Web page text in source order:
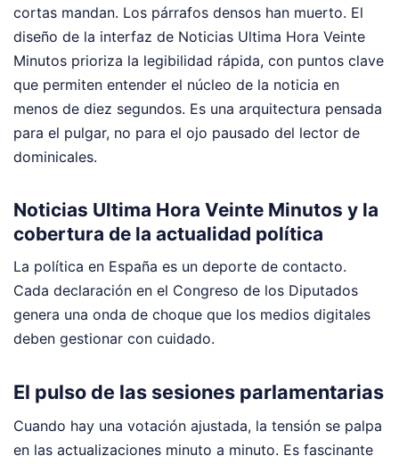
cortas mandan. Los párrafos densos han muerto. El
diseño de la interfaz de Noticias Ultima Hora Veinte
Minutos prioriza la legibilidad rápida, con puntos clave
que permiten entender el núcleo de la noticia en
menos de diez segundos. Es una arquitectura pensada
para el pulgar, no para el ojo pausado del lector de
dominicales.
Noticias Ultima Hora Veinte Minutos y la
cobertura de la actualidad política
La política en España es un deporte de contacto.
Cada declaración en el Congreso de los Diputados
genera una onda de choque que los medios digitales
deben gestionar con cuidado.
El pulso de las sesiones parlamentarias
Cuando hay una votación ajustada, la tensión se palpa
en las actualizaciones minuto a minuto. Es fascinante